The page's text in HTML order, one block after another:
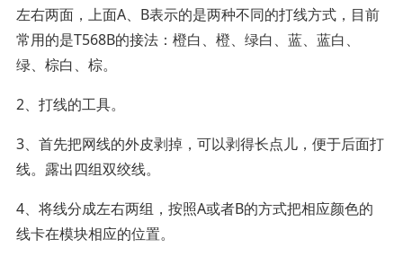
左右两面，上面A、B表示的是两种不同的打线方式，目前
常用的是T568B的接法：橙白、橙、绿白、蓝、蓝白、
绿、棕白、棕。
2、打线的工具。
3、首先把网线的外皮剥掉，可以剥得长点儿，便于后面打
线。露出四组双绞线。
4、将线分成左右两组，按照A或者B的方式把相应颜色的
线卡在模块相应的位置。